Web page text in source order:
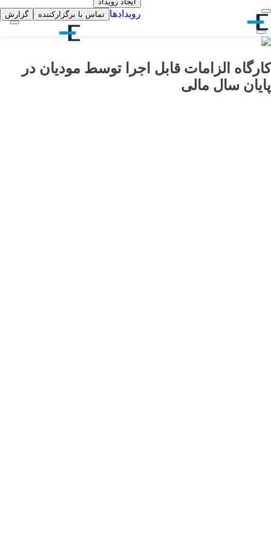
رویدادها تماس با برگزارکننده گزارش
کارگاه الزامات قابل اجرا توسط مودیان در
پایان سال مالی